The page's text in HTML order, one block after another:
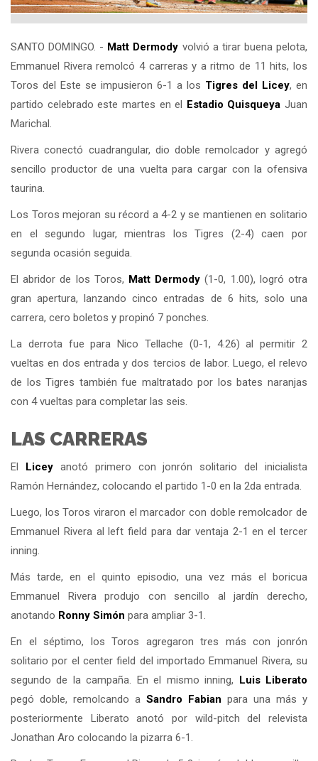
SANTO DOMINGO. - Matt Dermody volvió a tirar buena pelota,
Emmanuel Rivera remolcó 4 carreras y a ritmo de 11 hits, los
Toros del Este se impusieron 6-1 a los Tigres del Licey, en
partido celebrado este martes en el Estadio Quisqueya Juan
Marichal.
Rivera conectó cuadrangular, dio doble remolcador y agregó
sencillo productor de una vuelta para cargar con la ofensiva
taurina.
Los Toros mejoran su récord a 4-2 y se mantienen en solitario
en el segundo lugar, mientras los Tigres (2-4) caen por
segunda ocasión seguida.
El abridor de los Toros, Matt Dermody (1-0, 1.00), logró otra
gran apertura, lanzando cinco entradas de 6 hits, solo una
carrera, cero boletos y propinó 7 ponches.
La derrota fue para Nico Tellache (0-1, 4.26) al permitir 2
vueltas en dos entrada y dos tercios de labor. Luego, el relevo
de los Tigres también fue maltratado por los bates naranjas
con 4 vueltas para completar las seis.
LAS CARRERAS
El Liceyanotó primero con jonrón solitario del inicialista
Ramón Hernández, colocando el partido 1-0 en la 2da entrada.
Luego, los Toros viraron el marcador con doble remolcador de
Emmanuel Rivera al left field para dar ventaja 2-1 en el tercer
inning.
Más tarde, en el quinto episodio, una vez más el boricua
Emmanuel Rivera produjo con sencillo al jardín derecho,
anotando Ronny Simón para ampliar 3-1.
En el séptimo, los Toros agregaron tres más con jonrón
solitario por el center field del importado Emmanuel Rivera, su
segundo de la campaña. En el mismo inning, Luis Liberato
pegó doble, remolcando a Sandro Fabian para una más y
posteriormente Liberato anotó por wild-pitch del relevista
Jonathan Aro colocando la pizarra 6-1.